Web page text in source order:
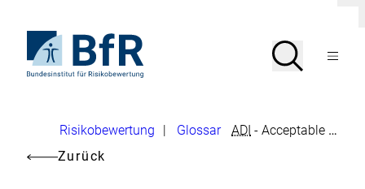
Seiteninhalt
springenStartseite
von
Suche
SucheMenü
Brotkrumennavigation
Risikobewertung Glossar ADI - Acceptable Daily Intake (akzeptable tägliche Aufnahmemenge)
Zurück